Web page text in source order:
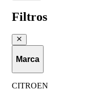
Filtros
Marca
CITROEN